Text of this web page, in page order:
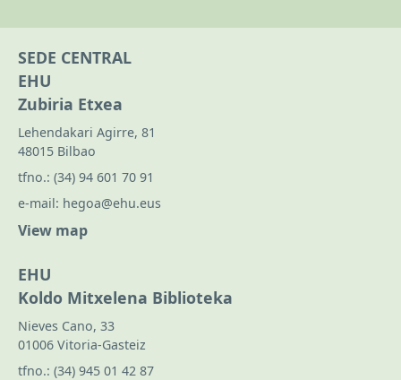
SEDE CENTRAL
EHU
Zubiria Etxea
Lehendakari Agirre, 81
48015 Bilbao
tfno.: (34) 94 601 70 91
e-mail: hegoa@ehu.eus
View map
EHU
Koldo Mitxelena Biblioteka
Nieves Cano, 33
01006 Vitoria-Gasteiz
tfno.: (34) 945 01 42 87